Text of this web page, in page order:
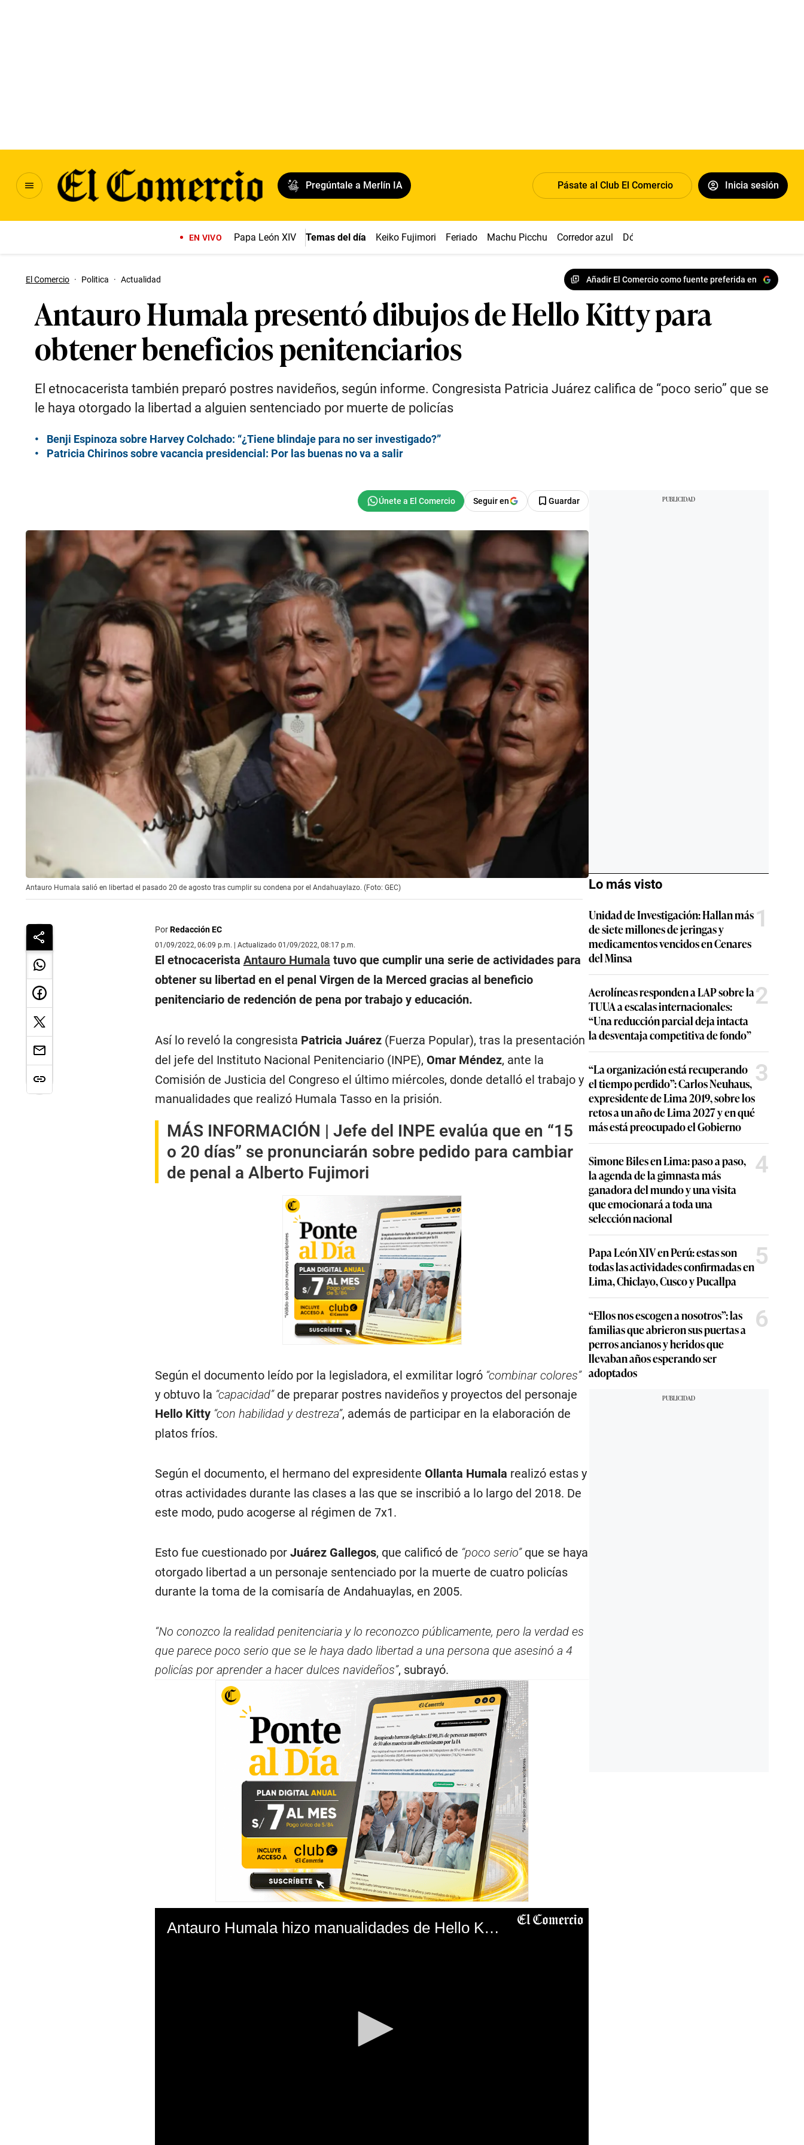
Pregúntale a Merlín IA Pásate al Club El Comercio Inicia sesión
EN VIVO Papa León XIV Temas del día Keiko Fujimori Feriado Machu Picchu Corredor azul Dólar
El Comercio · Politica · Actualidad Añadir El Comercio como fuente preferida en
Antauro Humala presentó dibujos de Hello Kitty para
obtener beneficios penitenciarios
El etnocacerista también preparó postres navideños, según informe. Congresista Patricia Juárez califica de “poco serio” que se
le haya otorgado la libertad a alguien sentenciado por muerte de policías
Benji Espinoza sobre Harvey Colchado: “¿Tiene blindaje para no ser investigado?”
Patricia Chirinos sobre vacancia presidencial: Por las buenas no va a salir
Seguir en Guardar
Antauro Humala salió en libertad el pasado 20 de agosto tras cumplir su condena por el Andahuaylazo. (Foto: GEC)
PorRedacción EC
01/09/2022, 06:09 p.m. | Actualizado 01/09/2022, 08:17 p.m.
El etnocacerista Antauro Humala tuvo que cumplir una serie de actividades para
obtener su libertad en el penal Virgen de la Merced gracias al beneficio
penitenciario de redención de pena por trabajo y educación.
Así lo reveló la congresista Patricia Juárez(Fuerza Popular), tras la presentación
del jefe del Instituto Nacional Penitenciario (INPE), Omar Méndez, ante la
Comisión de Justicia del Congreso el último miércoles, donde detalló el trabajo y
manualidades que realizó Humala Tasso en la prisión.
MÁS INFORMACIÓN | Jefe del INPE evalúa que en “15
o 20 días” se pronunciarán sobre pedido para cambiar
de penal a Alberto Fujimori
Según el documento leído por la legisladora, el exmilitar logró “combinar colores”
y obtuvo la “capacidad”de preparar postres navideños y proyectos del personaje
Hello Kitty “con habilidad y destreza”, además de participar en la elaboración de
platos fríos.
Según el documento, el hermano del expresidente Ollanta Humala realizó estas y
otras actividades durante las clases a las que se inscribió a lo largo del 2018. De
este modo, pudo acogerse al régimen de 7x1.
Esto fue cuestionado por Juárez Gallegos, que calificó de “poco serio”que se haya
otorgado libertad a un personaje sentenciado por la muerte de cuatro policías
durante la toma de la comisaría de Andahuaylas, en 2005.
“No conozco la realidad penitenciaria y lo reconozco públicamente, pero la verdad es
que parece poco serio que se le haya dado libertad a una persona que asesinó a 4
policías por aprender a hacer dulces navideños”, subrayó.
Antauro Humala hizo manualidades de Hello Kitty y repostería
Lo más visto
Unidad de Investigación: Hallan más
de siete millones de jeringas y
medicamentos vencidos en Cenares
del Minsa
1
Aerolíneas responden a LAP sobre la
TUUA a escalas internacionales:
“Una reducción parcial deja intacta
la desventaja competitiva de fondo”
2
“La organización está recuperando
el tiempo perdido”: Carlos Neuhaus,
expresidente de Lima 2019, sobre los
retos a un año de Lima 2027 y en qué
más está preocupado el Gobierno
3
Simone Biles en Lima: paso a paso,
la agenda de la gimnasta más
ganadora del mundo y una visita
que emocionará a toda una
selección nacional
4
Papa León XIV en Perú: estas son
todas las actividades confirmadas en
Lima, Chiclayo, Cusco y Pucallpa
5
“Ellos nos escogen a nosotros”: las
familias que abrieron sus puertas a
perros ancianos y heridos que
llevaban años esperando ser
adoptados
6